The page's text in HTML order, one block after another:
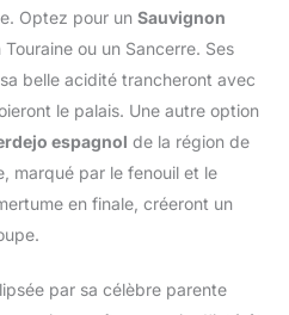
Optez pour un Sauvignon
Touraine ou un Sancerre. Ses
belle acidité trancheront avec
le palais. Une autre option
espagnol de la région de
marqué par le fenouil et le
en finale, créeront un
par sa célèbre parente